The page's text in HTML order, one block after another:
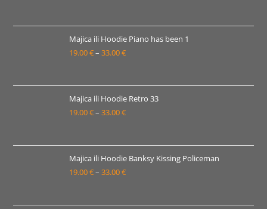
od
19.00 €
do
Majica ili Hoodie Piano has been 1
19.00€– 33.00€Raspon
od
19.00 €
do
Majica ili Hoodie Retro 33
19.00€– 33.00€Raspon
od
19.00 €
do
Majica ili Hoodie Banksy Kissing Policeman
19.00€– 33.00€Raspon
od